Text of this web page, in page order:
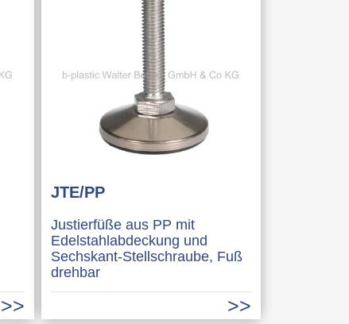
JTE/PP
Justierfüße aus PP mit
Edelstahlabdeckung und
Sechskant-Stellschraube, Fuß
drehbar